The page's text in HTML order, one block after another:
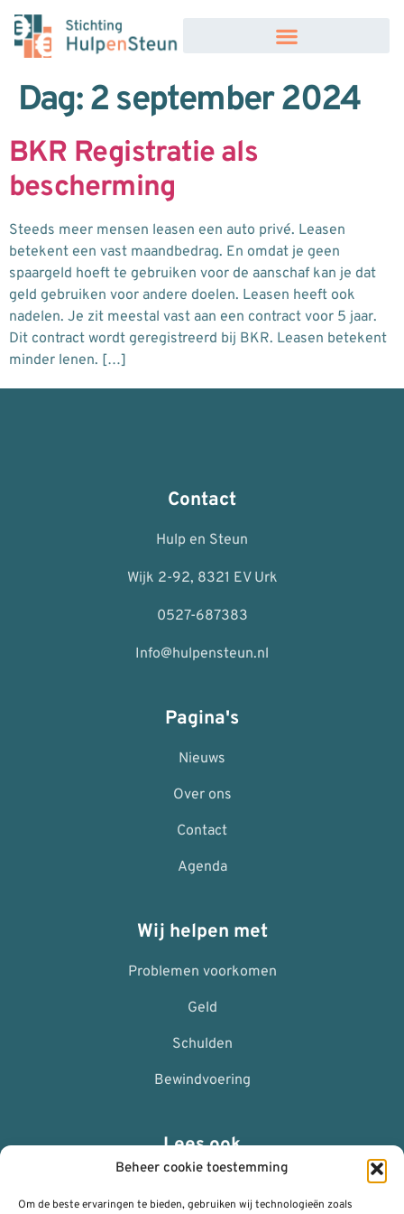
Beheer cookie toestemming
Om de beste ervaringen te bieden, gebruiken wij technologieën zoals
Dag:2 september 2024
BKR Registratie als
bescherming
Steeds meer mensen leasen een auto privé. Leasen
betekent een vast maandbedrag. En omdat je geen
spaargeld hoeft te gebruiken voor de aanschaf kan je dat
geld gebruiken voor andere doelen. Leasen heeft ook
nadelen. Je zit meestal vast aan een contract voor 5 jaar.
Dit contract wordt geregistreerd bij BKR. Leasen betekent
minder lenen. […]
Contact
Hulp en Steun
Wijk 2-92, 8321 EV Urk
0527-687383
Info@hulpensteun.nl
Pagina's
Nieuws
Over ons
Contact
Agenda
Wij helpen met
Problemen voorkomen
Geld
Schulden
Bewindvoering
Lees ook